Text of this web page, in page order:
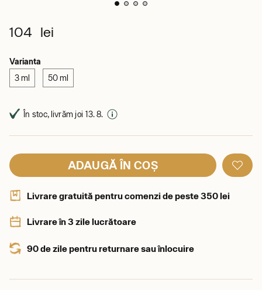
104 lei
Varianta
3 ml 50 ml
În stoc, livrăm joi 13. 8.
ADAUGĂ ÎN COȘ
Livrare gratuită pentru comenzi de peste 350 lei
Livrare în 3 zile lucrătoare
90 de zile pentru returnare sau înlocuire